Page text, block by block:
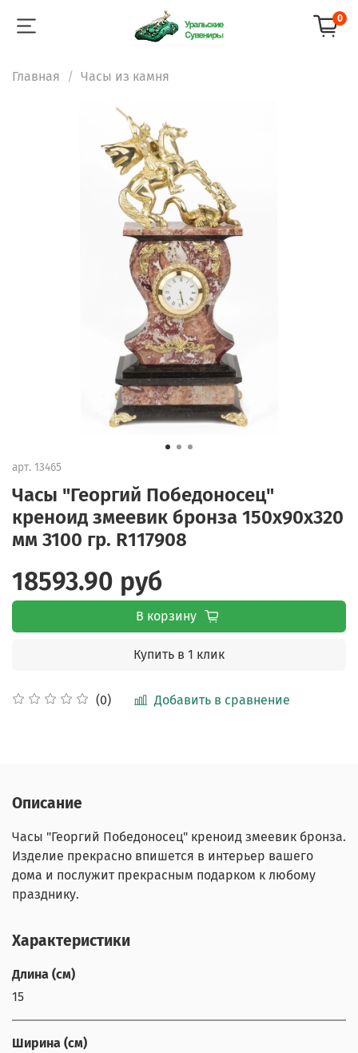
0
Главная Часы из камня
арт. 13465
Часы "Георгий Победоносец"
креноид змеевик бронза 150х90х320
мм 3100 гр. R117908
(0) Добавить в сравнение
18593.90 руб
В корзину
Купить в 1 клик
Описание
Часы "Георгий Победоносец" креноид змеевик бронза.
Изделие прекрасно впишется в интерьер вашего
дома и послужит прекрасным подарком к любому
празднику.
Характеристики
Длина (см)
15
Ширина (см)